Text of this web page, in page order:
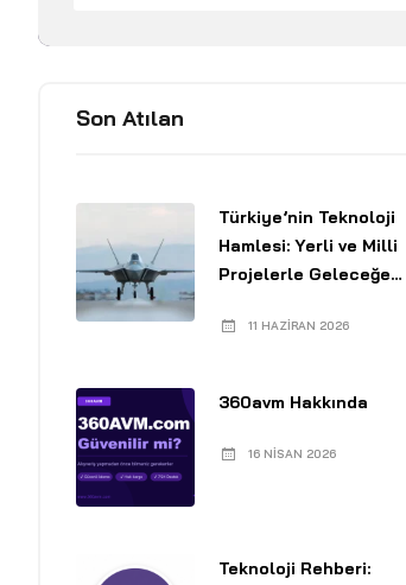
Son Atılan
Türkiye’nin Teknoloji
Hamlesi: Yerli ve Milli
Projelerle Geleceğe
11 HAZIRAN 2026
360avm Hakkında
16 NISAN 2026
Teknoloji Rehberi: